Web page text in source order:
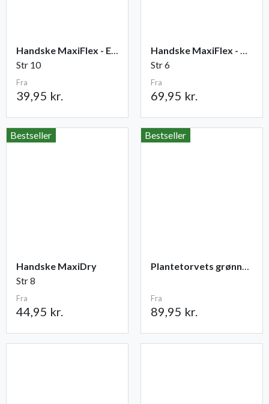
Handske MaxiFlex - Elite
Str 10
Fra
39,95 kr.
Handske MaxiFlex - Cut
Str 6
Fra
69,95 kr.
Bestseller
Handske MaxiDry
Str 8
Fra
44,95 kr.
Bestseller
Plantetorvets grønne vandingspose 75 liter
Fra
89,95 kr.